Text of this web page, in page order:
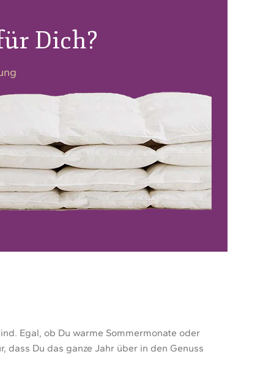
Dich?
Egal, ob Du warme Sommermonate oder
Du das ganze Jahr über in den Genuss